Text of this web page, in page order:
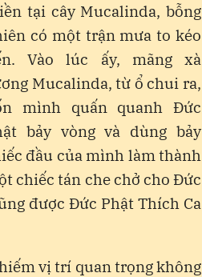
tại cây Mucalinda, bỗng
có một trận mưa to kéo
Vào lúc ấy, mãng xà
Mucalinda, từ ổ chui ra,
mình quấn quanh Đức
bảy vòng và dùng bảy
đầu của mình làm thành
chiếc tán che chở cho Đức
được Đức Phật Thích Ca
vị trí quan trọng không